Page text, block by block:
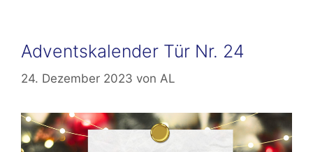
Adventskalender Tür Nr. 24
24. Dezember 2023 von AL